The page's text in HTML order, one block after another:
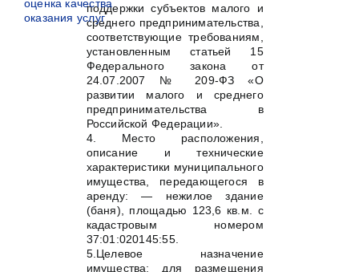
поддержки субъектов малого и
среднего предпринимательства,
соответствующие требованиям,
установленным статьей 15
Федерального закона от
24.07.2007 № 209-ФЗ «О
развитии малого и среднего
предпринимательства в
Российской Федерации».
4. Место расположения,
описание и технические
характеристики муниципального
имущества, передающегося в
аренду: — нежилое здание
(баня), площадью 123,6 кв.м. с
кадастровым номером
37:01:020145:55.
5.Целевое назначение
имущества: для размещения
оценка качества
оказания услуг